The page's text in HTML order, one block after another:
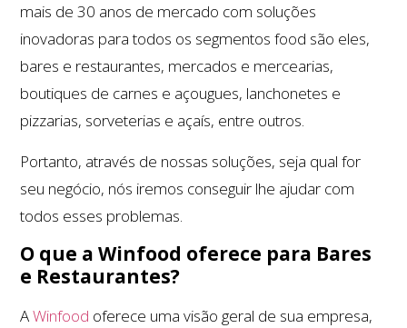
mais de 30 anos de mercado com soluções
inovadoras para todos os segmentos food são eles,
bares e restaurantes, mercados e mercearias,
boutiques de carnes e açougues, lanchonetes e
pizzarias, sorveterias e açaís, entre outros.
Portanto, através de nossas soluções, seja qual for
seu negócio, nós iremos conseguir lhe ajudar com
todos esses problemas.
O que a Winfood oferece para Bares
e Restaurantes?
AWinfood oferece uma visão geral de sua empresa,